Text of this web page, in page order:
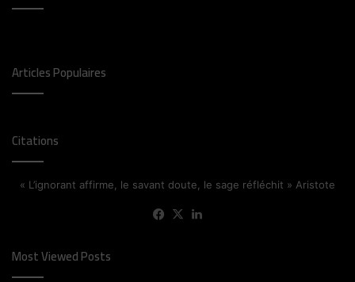
Articles Populaires
Citations
« L’ignorant affirme, le savant doute, le sage réfléchit » Aristote
Facebook
X
Most Viewed Posts